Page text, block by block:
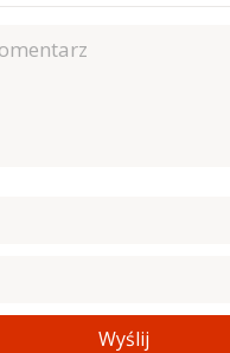
Wyślij